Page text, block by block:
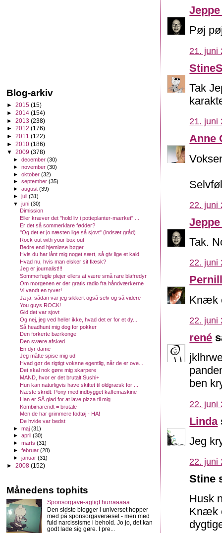
Pøj
21. juni
Tak
21. juni
Anne
22. juni
Tak.
22. juni
Knæk
22. juni
rené
ben
22. juni
Linda
Jeg
22. juni
Stine
Husk
Knæk
Blog-arkiv
► 2015 (15)
► 2014 (154)
► 2013 (238)
► 2012 (176)
► 2011 (122)
► 2010 (186)
▼ 2009 (378)
►december(30)
►november(30)
►oktober(32)
►september(35)
►august(39)
►juli(31)
▼juni(30)
Dimission
Eller kræver det "hold liv i potteplanter-mærket" ...
Er det så sommerklare fødder?
"Og det er jo næsten lige så sjovt" (indsæt gråd)
Rock out with your box out
Bedre end hjemløse bøger
Hvis du har lånt mig noget sært, så giv lige et kald
Hvad nu, hvis man elsker sit flæsk?
Jeg er journalist!!!
Sommerfugle plejer ellers at være små rare blafredyr
Om morgenen er der gratis radio fra håndværkerne
Vi vandt en tyver!
Ja ja, sådan var jeg sikkert også selv og så videre
You guys ROCK!
Gid det var sjovt
Og nej, jeg ved heller ikke, hvad det er for et dy...
Så headhunt mig dog for pokker
Den forkerte bærkonge
Den svære afsked
En dyr dame
Jeg måtte spise mig ud
Hvad gør de rigtigt voksne egentlig, når de er ove...
Det skal nok gøre mig skarpere
MAND, hvor er det brutalt Sushi+
Hun kan naturligvis have skiftet til oldgræsk for ...
Næste skridt: Pony med indbygget kaffemaskine
Han er SÅ glad for at lave pizza til mig
Kombimareridt = brutale
Men de har grimmere fodtøj - HA!
De hvide var bedst
►maj(31)
►april(30)
►marts(31)
►februar(28)
►januar(31)
► 2008 (152)
Månedens tophits
Sponsorgave-agtigt hurraaaaa
Den sidste blogger i universet hopper
med på sponsorgaveræset - men med
fuld narcissisme i behold. Jo jo, det kan
godt lade sig gøre. I pre...